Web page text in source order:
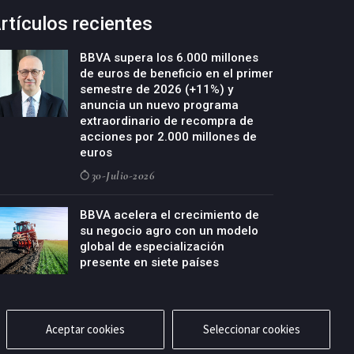
recientes
BBVA supera los 6.000 millones
de euros de beneficio en el primer
semestre de 2026 (+11%) y
anuncia un nuevo programa
extraordinario de recompra de
acciones por 2.000 millones de
euros
30-Julio-2026
BBVA acelera el crecimiento de
su negocio agro con un modelo
global de especialización
presente en siete países
Aceptar cookies Seleccionar cookies